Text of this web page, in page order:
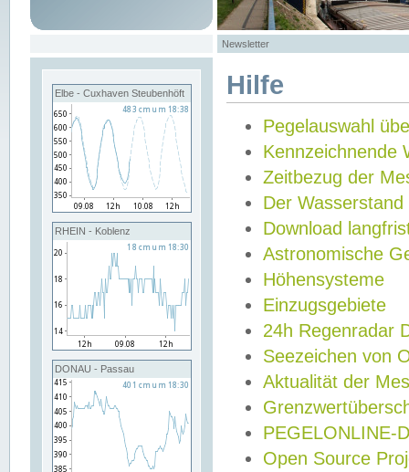
Newsletter
Elbe - Cuxhaven Steubenhöft
RHEIN - Koblenz
DONAU - Passau
Hilfe
Pegelauswahl
Kennzeichnende
Zeitbezug der
Der Wasserstand
Download
Astronomische
Höhensysteme
Einzugsgebiete
24h Regenradar
Seezeichen von
Aktualität der
PEGELONLINE-
Open Source